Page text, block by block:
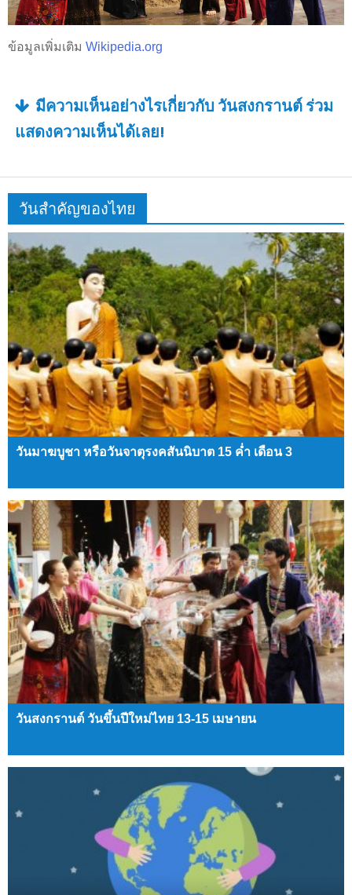
ข้อมูลเพิ่มเติม Wikipedia.org
มีความเห็นอย่างไรเกี่ยวกับ วันสงกรานต์ ร่วม
แสดงความเห็นได้เลย!
วันสำคัญของไทย
วันมาฆบูชา หรือวันจาตุรงคสันนิบาต 15 ค่ำ เดือน 3
วันสงกรานต์ วันขึ้นปีใหม่ไทย 13-15 เมษายน